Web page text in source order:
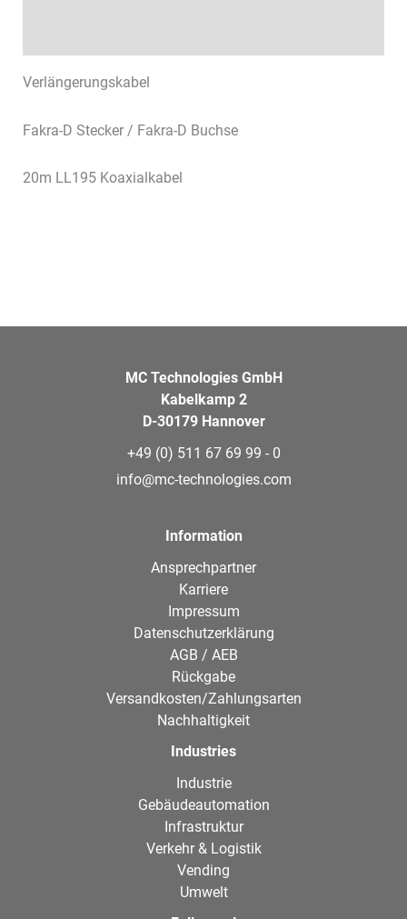
Verlängerungskabel
Fakra-D Stecker / Fakra-D Buchse
20m LL195 Koaxialkabel
MC Technologies GmbH
Kabelkamp 2
D-30179 Hannover
+49 (0) 511 67 69 99 - 0
info@mc-technologies.com
Information
Ansprechpartner
Karriere
Impressum
Datenschutzerklärung
AGB / AEB
Rückgabe
Versandkosten/Zahlungsarten
Nachhaltigkeit
Industries
Industrie
Gebäudeautomation
Infrastruktur
Verkehr & Logistik
Vending
Umwelt